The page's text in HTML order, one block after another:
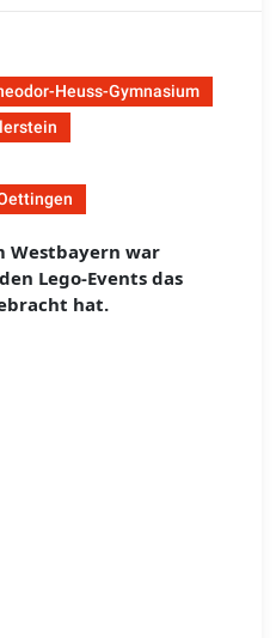
Heuss-Gymnasium
Westbayern war
Lego-Events das
hat.